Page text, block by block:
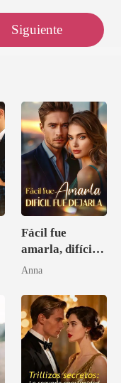
Siguiente
Fácil fue
amarla, difícil
fue dejarla
Anna